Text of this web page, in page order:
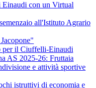
con un Virtual
all'Istituto Agrario
per il Ciuffelli-Einaudi
AS 2025-26: Fruttaia
e attività sportive
istruttivi di economia e